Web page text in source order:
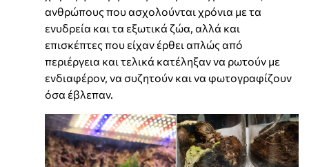
ανθρώπους που ασχολούνται χρόνια με τα
ενυδρεία και τα εξωτικά ζώα, αλλά και
επισκέπτες που είχαν έρθει απλώς από
περιέργεια και τελικά κατέληξαν να ρωτούν με
ενδιαφέρον, να συζητούν και να φωτογραφίζουν
όσα έβλεπαν.